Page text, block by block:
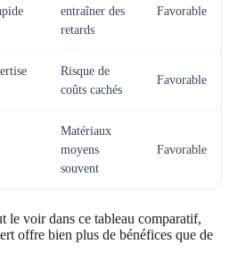
entraîner des
retards
Favorable
Risque de
coûts cachés
Favorable
Matériaux
moyens
souvent
Favorable
voir dans ce tableau comparatif,
offre bien plus de bénéfices que de